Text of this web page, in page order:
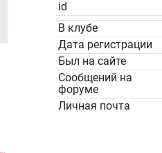
id
В клубе
Дата регистрации
Был на сайте
Сообщений на
форуме
Личная почта